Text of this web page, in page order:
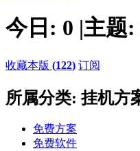
今日: 0 |主题:
收藏本版 (122) 订阅
所属分类: 挂机方
免费方案
免费软件